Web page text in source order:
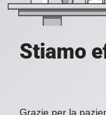
Stiamo
Grazie per la